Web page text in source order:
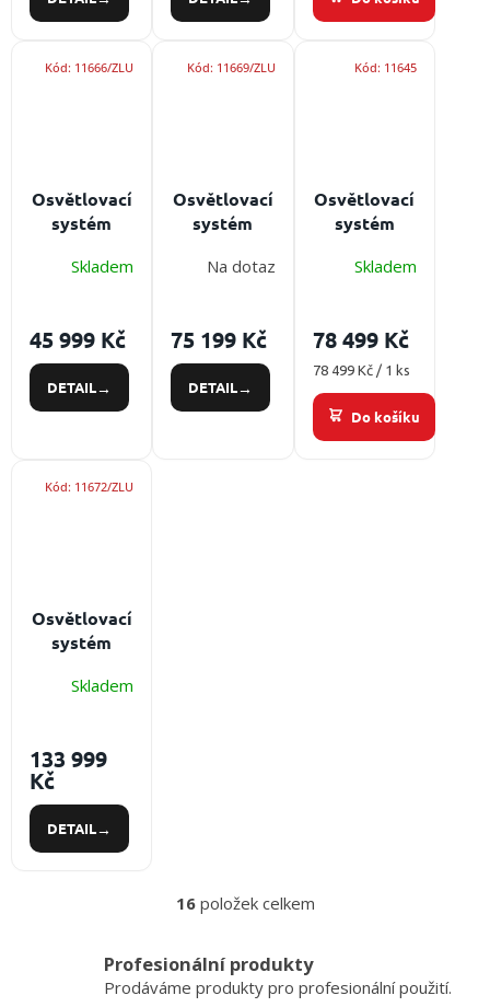
Osvětlovací
systém
9440
výkon:
5300/2800/1200
lm
Skladem
45 999 Kč
DETAIL
Kód: 11666/ZLU
Osvětlovací
systém
9460
1.000 -
12.000 lm
Na dotaz
75 199 Kč
DETAIL
Kód: 11669/ZLU
Osvětlovací
systém
9455 ATEX
výkon:
800/1600 lm
Skladem
78 499 Kč
Měrná
78 499 Kč / 1 ks
Do košíku
Kód: 11645
Osvětlovací
systém
9470
2.000 -
24.000 lm
Skladem
133 999
Kč
DETAIL
Kód: 11672/ZLU
O
á
d
16položek celkem
Profesionální produkty
Prodáváme produkty pro profesionální použití.